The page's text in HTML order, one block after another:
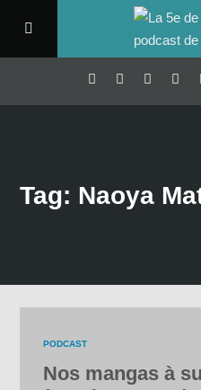
Tag: Naoya
PODCAST
Nos mangas à